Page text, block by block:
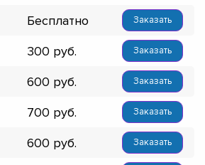
Бесплатно Заказать
300 Заказать
600 Заказать
700 Заказать
600 Заказать